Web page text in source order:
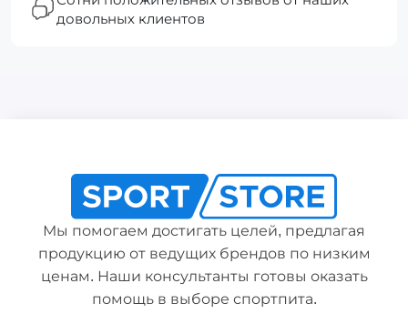
довольных клиентов
Мы помогаем достигать целей, предлагая
продукцию от ведущих брендов по низким
ценам. Наши консультанты готовы оказать
помощь в выборе спортпита.